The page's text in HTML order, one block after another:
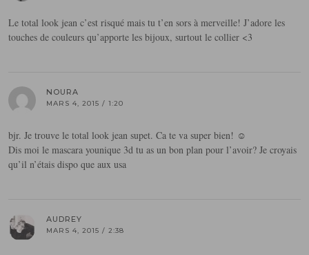
Le total look jean c’est risqué mais tu t’en sors à merveille! J’adore les
touches de couleurs qu’apporte les bijoux, surtout le collier <3
NOURA
MARS 4, 2015 / 1:20
bjr. Je trouve le total look jean supet. Ca te va super bien! ☺️
Dis moi le mascara younique 3d tu as un bon plan pour l’avoir? Je croyais
qu’il n’étais dispo que aux usa
AUDREY
MARS 4, 2015 / 2:38